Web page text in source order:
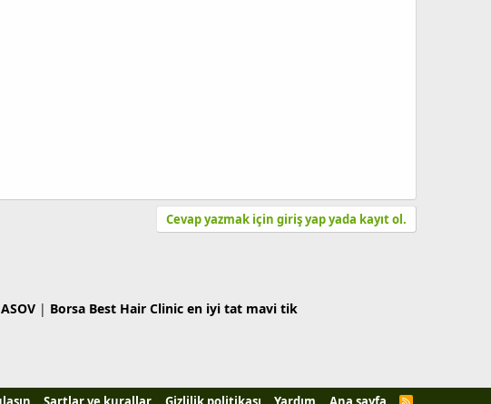
Cevap yazmak için giriş yap yada kayıt ol.
ASOV| Borsa Best Hair Clinic en iyi tat mavi tik
R